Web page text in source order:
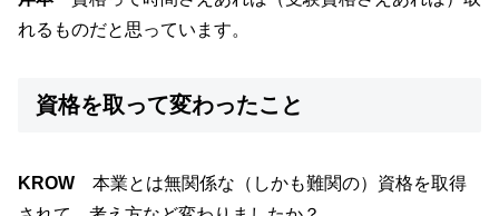
れるものだと思っています。
資格を取って変わったこと
KROW 本業とは無関係な（しかも難関の）資格を取得